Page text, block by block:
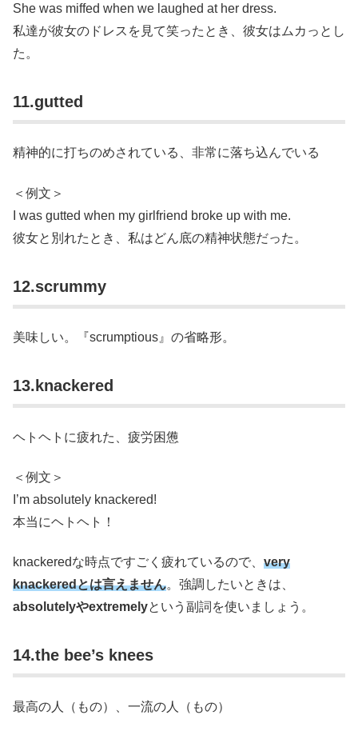
She was miffed when we laughed at her dress.
私達が彼女のドレスを見て笑ったとき、彼女はムカっとし
た。
11.gutted
精神的に打ちのめされている、非常に落ち込んでいる
＜例文＞
I was gutted when my girlfriend broke up with me.
彼女と別れたとき、私はどん底の精神状態だった。
12.scrummy
美味しい。『scrumptious』の省略形。
13.knackered
ヘトヘトに疲れた、疲労困憊
＜例文＞
I’m absolutely knackered!
本当にヘトヘト！
knackeredな時点ですごく疲れているので、 very
knackeredとは言えません。強調したいときは、
absolutelyやextremelyという副詞を使いましょう。
14.the bee’s knees
最高の人（もの）、一流の人（もの）